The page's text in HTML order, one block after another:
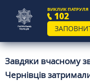
ВИКЛИК ПАТРУЛЯ
102
Завдяки вчасному
Чернівців